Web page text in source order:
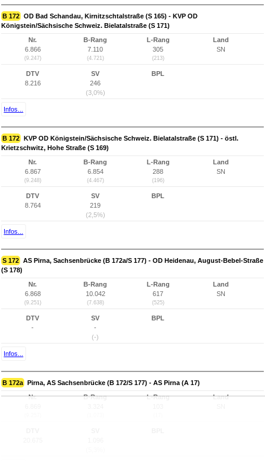
B 172 OD Bad Schandau, Kirnitzschtalstraße (S 165) - KVP OD
Königstein/Sächsische Schweiz. Bielatalstraße (S 171)
Nr.
6.866
(9.247)
B-Rang
7.110
(4.721)
L-Rang
305
(213)
Land
SN
DTV
8.216
SV
246
(3,0%)
BPL
Infos...
B 172 KVP OD Königstein/Sächsische Schweiz. Bielatalstraße (S 171) - östl.
Krietzschwitz, Hohe Straße (S 169)
Nr.
6.867
(9.248)
B-Rang
6.854
(4.467)
L-Rang
288
(196)
Land
SN
DTV
8.764
SV
219
(2,5%)
BPL
Infos...
S 172 AS Pirna, Sachsenbrücke (B 172a/S 177) - OD Heidenau, August-Bebel-Straße
(S 178)
Nr.
6.868
(9.251)
B-Rang
10.042
(7.638)
L-Rang
617
(525)
Land
SN
DTV
-
SV
-
(-)
BPL
Infos...
B 172a Pirna, AS Sachsenbrücke (B 172/S 177) - AS Pirna (A 17)
Nr.
B-Rang
L-Rang
Land